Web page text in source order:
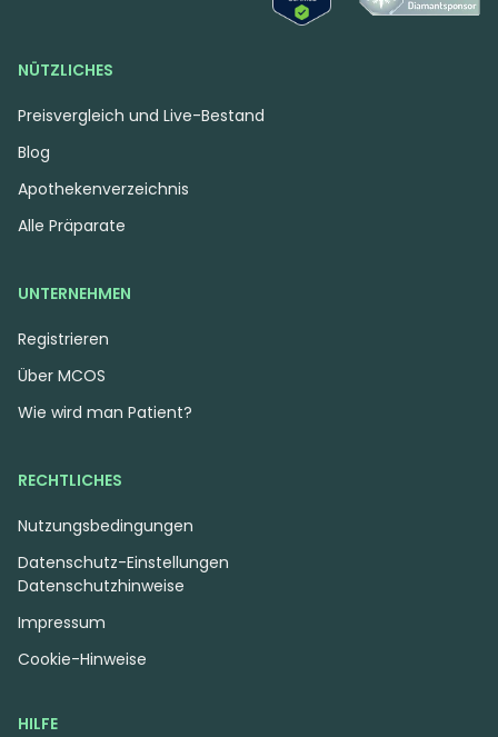
NÜTZLICHES
Preisvergleich und Live-Bestand
Blog
Apothekenverzeichnis
Alle Präparate
UNTERNEHMEN
Registrieren
Über MCOS
Wie wird man Patient?
HILFE
RECHTLICHES
Nutzungsbedingungen
Datenschutzhinweise
Impressum
Cookie-Hinweise
Datenschutz-Einstellungen